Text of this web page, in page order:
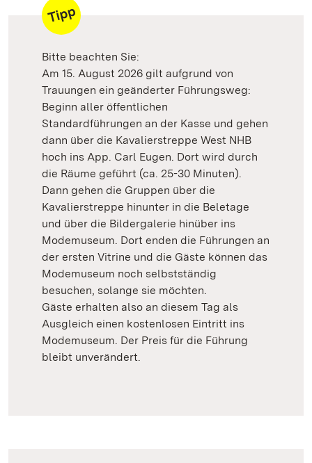
Bitte beachten Sie:
Am 15. August 2026 gilt aufgrund von
Trauungen ein geänderter Führungsweg:
Beginn aller öffentlichen
Standardführungen an der Kasse und gehen
dann über die Kavalierstreppe West NHB
hoch ins App. Carl Eugen. Dort wird durch
die Räume geführt (ca. 25-30 Minuten).
Dann gehen die Gruppen über die
Kavalierstreppe hinunter in die Beletage
und über die Bildergalerie hinüber ins
Modemuseum. Dort enden die Führungen an
der ersten Vitrine und die Gäste können das
Modemuseum noch selbstständig
besuchen, solange sie möchten.
Gäste erhalten also an diesem Tag als
Ausgleich einen kostenlosen Eintritt ins
Modemuseum. Der Preis für die Führung
bleibt unverändert.